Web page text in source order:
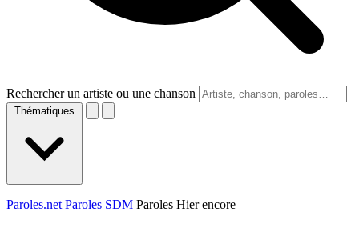
Rechercher un artiste ou une chanson
Thématiques
Paroles.net Paroles SDM Paroles Hier encore